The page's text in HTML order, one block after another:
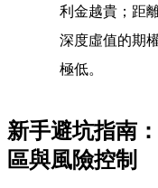
利金越貴；距
深度虛值的期
極低。
新手避坑指南
區與風險控制